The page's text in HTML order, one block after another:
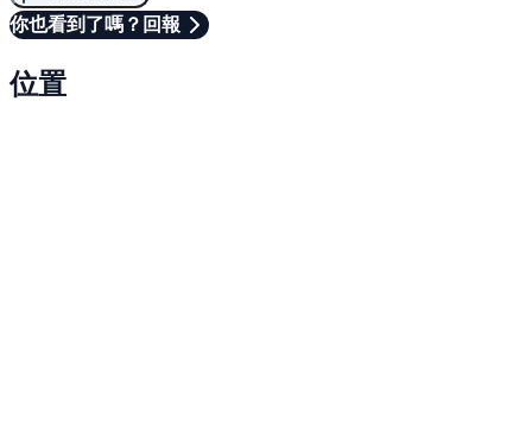
你也看到了嗎？回報
位置